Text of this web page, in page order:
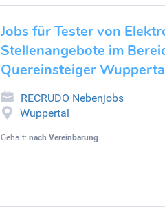
Jobs für Tester von
Stellenangebote im
Quereinsteiger
RECRUDO Nebenjobs
Wuppertal
Gehalt: nach Vereinbarung